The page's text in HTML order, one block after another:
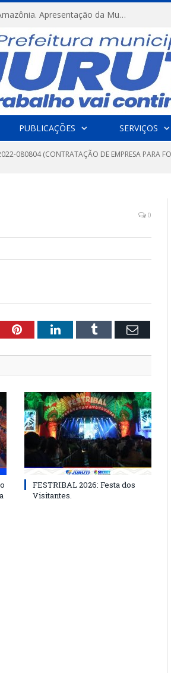
FESTRIBAL 2026 – No Coração da Amazônia. Apresentação da Munduruku.
PUBLICAÇÕES SERVIÇOS
080804 (CONTRATAÇÃO DE EMPRESA PARA
0
PinterestLinkedInTumblr Email
FESTRIBAL 2026: Festa dos
Visitantes.